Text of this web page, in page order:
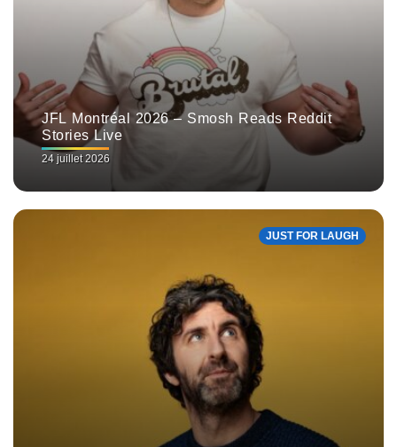
JFL Montréal 2026 – Smosh Reads Reddit
Stories Live
24 juillet 2026
JUST FOR LAUGH